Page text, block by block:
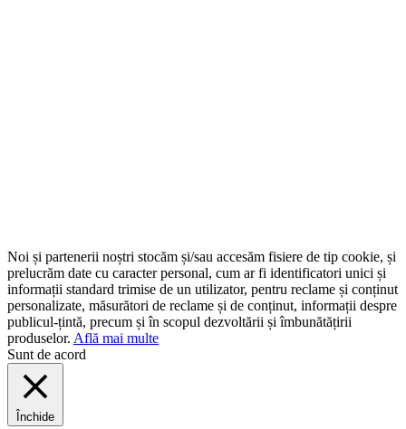
Noi și partenerii noștri stocăm și/sau accesăm fisiere de tip cookie, și
prelucrăm date cu caracter personal, cum ar fi identificatori unici și
informații standard trimise de un utilizator, pentru reclame și conținut
personalizate, măsurători de reclame și de conținut, informații despre
publicul-țintă, precum și în scopul dezvoltării și îmbunătățirii
produselor. Află mai multe
Sunt de acord
Închide